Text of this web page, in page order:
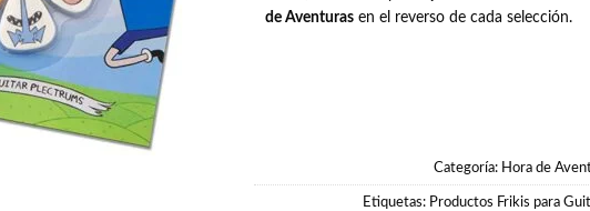
de Aventuras en el reverso de cada selección.
Categoría: Hora de
Etiquetas: Productos Frikis para